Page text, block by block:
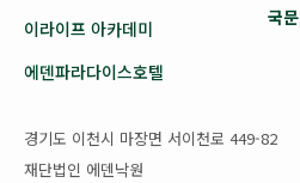
이라이프 아카데미
에덴파라다이스호텔
국문
경기도 이천시 마장면 서이천로 449-82
재단법인 에덴낙원